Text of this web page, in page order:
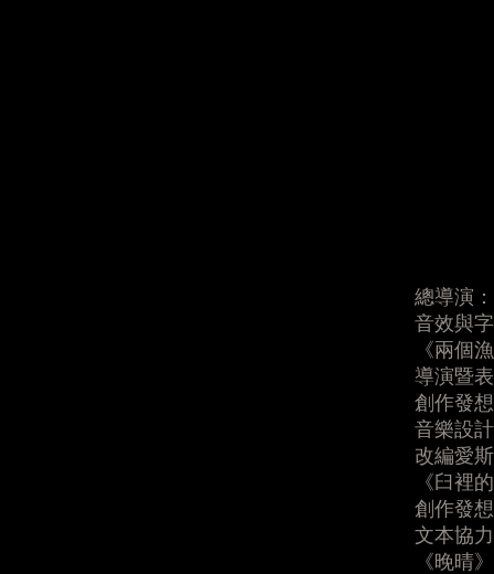
總導演
音效與
《兩個
導演暨
創作發
音樂設
改編愛
《臼裡
創作發
文本協
《晚晴》